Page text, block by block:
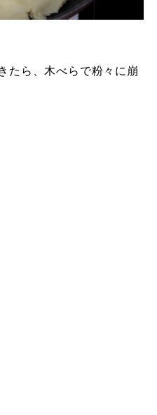
たら、木べらで粉々に崩